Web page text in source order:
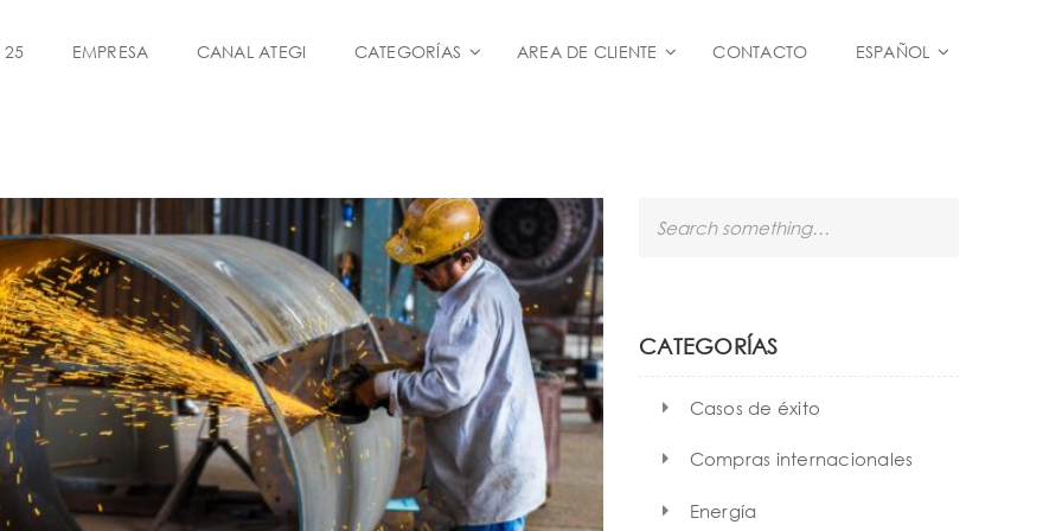
25 EMPRESA CANAL ATEGI CATEGORÍAS AREA DE CLIENTE CONTACTO ESPAÑOL
h
CATEGORÍAS
Casos de éxito
Compras internacionales
Energía